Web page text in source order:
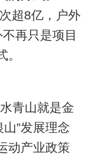
超8亿，户外
再只是项目
青山就是金
”发展理念
动产业政策